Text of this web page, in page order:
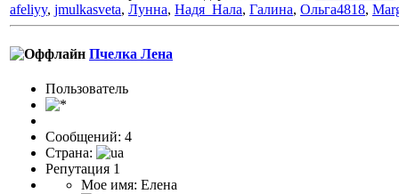
afeliyy, jmulkasveta, Лунна, Надя_Нала, Галина, Ольга4818,
Пчелка Лена
Пользователь
Сообщений: 4
Страна:
Репутация 1
Мое имя: Елена